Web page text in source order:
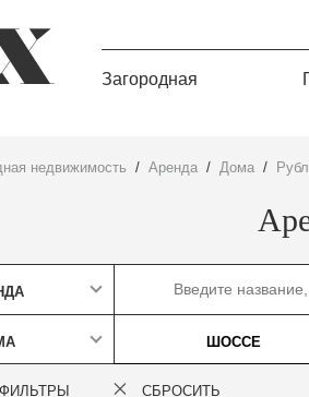
Загородная
недвижимость Аренда дома
ШОССЕ
СБРОСИТЬ